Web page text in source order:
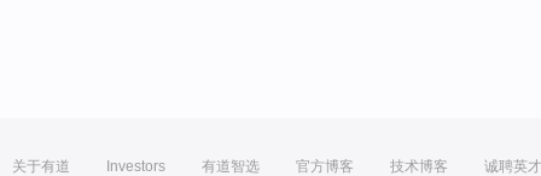
关于有道 Investors 有道智选 官方博客 技术博客 诚聘英才